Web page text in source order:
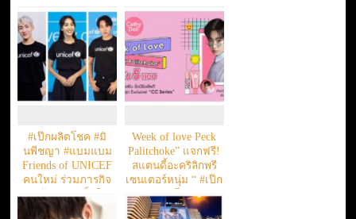
KIM JAE HWAN
idolplus CONCERT
MIC ON in Thailand
10 ธันวาคม 65
#เป๊กผลิตโชค #มิ
นพีชญา #แบมแบม
Friends of UNICEF
คนใหม่ ร่วมภารกิจ
ปกป้องสิทธิเด็กใน
ประเทศไทย
Week of love Peck
Palitchoke” แจกฟรี!
สแตนดี้อะคริลิกพรี
เซนเตอร์หนุ่ม “ #เป๊ก
ผลิตโชค